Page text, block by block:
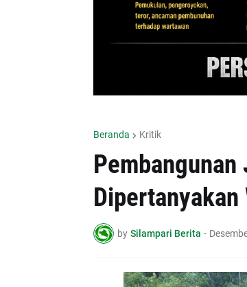
Beranda Kritik
Dipertanyakan
by Silampari Berita -